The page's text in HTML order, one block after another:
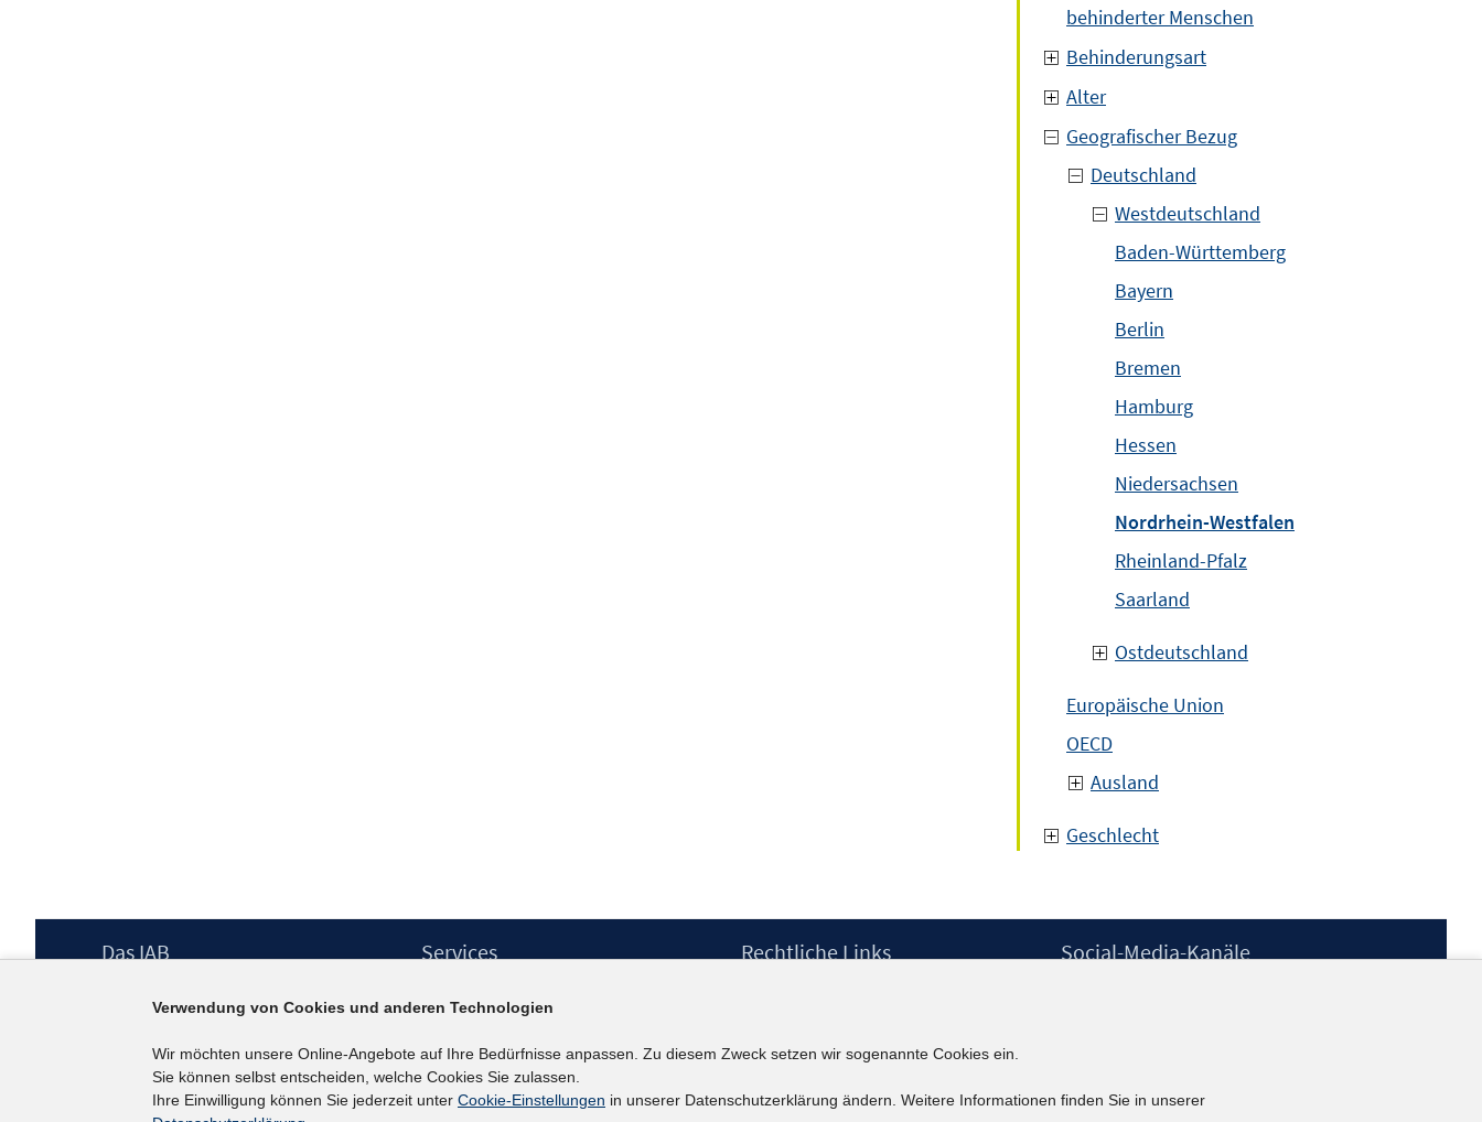
behinderter Menschen
Behinderungsart
Alter
Geografischer Bezug
Deutschland
Westdeutschland
Baden-Württemberg
Bayern
Berlin
Bremen
Hamburg
Hessen
Niedersachsen
Nordrhein-Westfalen
Rheinland-Pfalz
Saarland
Ostdeutschland
Europäische Union
OECD
Ausland
Geschlecht
Footer
Das IAB
Berufsforschung (IAB) – unser Leitbild
Institutsleitung
Graduiertenprogramm
Befragungen
Services
IAB-Newsletter
Kontakt
Rechtliche Links
Erklärung zur Barrierefreiheit
Social-Media-Kanäle
kununu
Verwendung von Cookies und anderen Technologien
Wir möchten unsere Online-Angebote auf Ihre Bedürfnisse anpassen. Zu diesem Zweck setzen wir sogenannte Cookies ein.
Sie können selbst entscheiden, welche Cookies Sie zulassen.
Ihre Einwilligung können Sie jederzeit unter Cookie-Einstellungen in unserer Datenschutzerklärung ändern. Weitere Informationen finden Sie in unserer